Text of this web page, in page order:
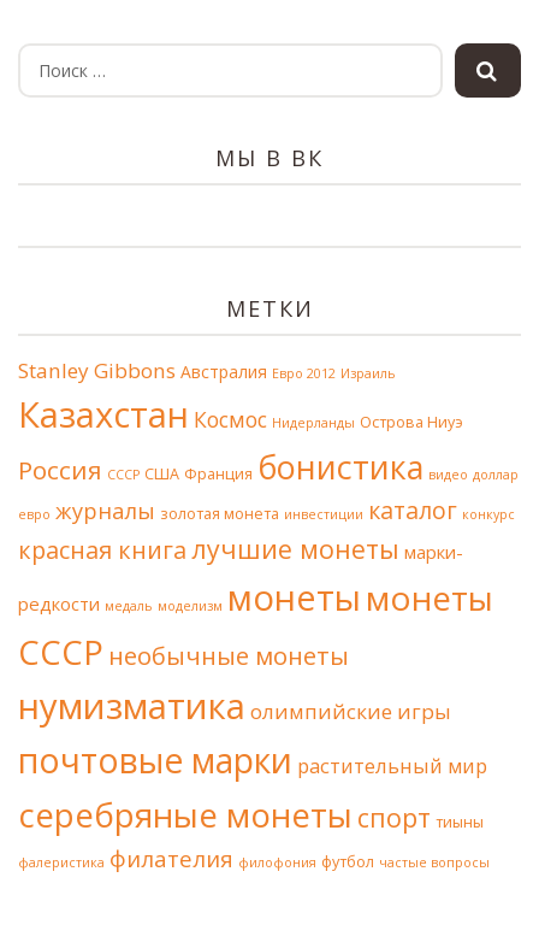
МЫ В ВК
МЕТКИ
Stanley Gibbons Австралия Евро 2012 Израиль
Казахстан Космос Нидерланды Острова Ниуэ
Россия СССР США Франция бонистика видео доллар
евро журналы золотая монета инвестиции каталог конкурс
красная книгалучшие монеты марки-
редкости медаль моделизм монеты монеты
СССР необычные монеты
нумизматика олимпийские игры
почтовые марки растительный мир
серебряные монеты спорт тиыны
фалеристика филателия филофония футбол частые вопросы